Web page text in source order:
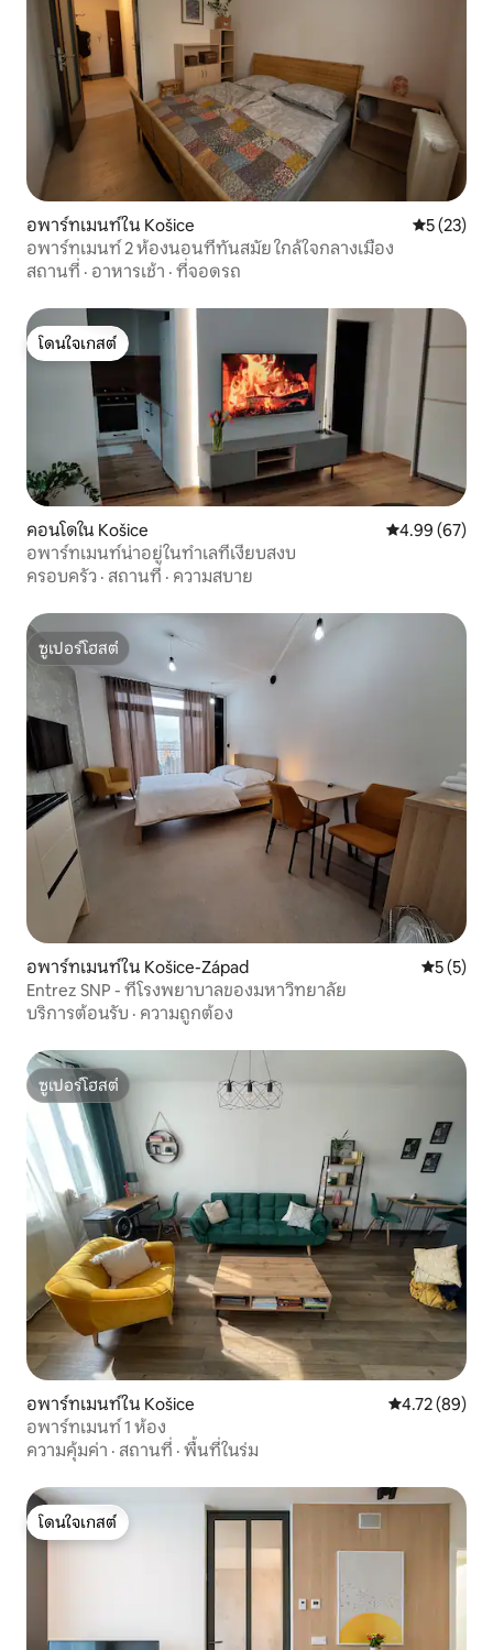
อพาร์ทเมนท์ใน Košice คะแนนเฉลี่
5 (23)
อพาร์ทเมนท์ 2 ห้องนอนที่ทันสมัย ใกล้ใจกลางเมือง
สถานที่ · อาหารเช้า · ที่จอดรถ
โดนใจเกสต์
โดนใจเกสต์
คอนโดใน Košice คะแนนเฉลี่ย
4.99 (67)
อพาร์ทเมนท์น่าอยู่ในทำเลที่เงียบสงบ
ครอบครัว · สถานที่ · ความสบาย
ซูเปอร์โฮสต์
ซูเปอร์โฮสต์
อพาร์ทเมนท์ใน Košice-Západ คะแนนเฉ
5 (5)
Entrez SNP - ที่โรงพยาบาลของมหาวิทยาลัย
บริการต้อนรับ · ความถูกต้อง
ซูเปอร์โฮสต์
ซูเปอร์โฮสต์
อพาร์ทเมนท์ใน Košice คะแนนเฉลี่ย
4.72 (89)
อพาร์ทเมนท์ 1 ห้อง
ความคุ้มค่า · สถานที่ · พื้นที่ในร่ม
โดนใจเกสต์
โดนใจเกสต์